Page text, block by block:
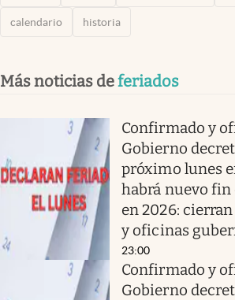
calendario historia
Más noticias deferiados
Confirmado y
Gobierno
próximo lunes
habrá nuevo fin
en 2026:
y oficinas
23:00
Confirmado y
Gobierno